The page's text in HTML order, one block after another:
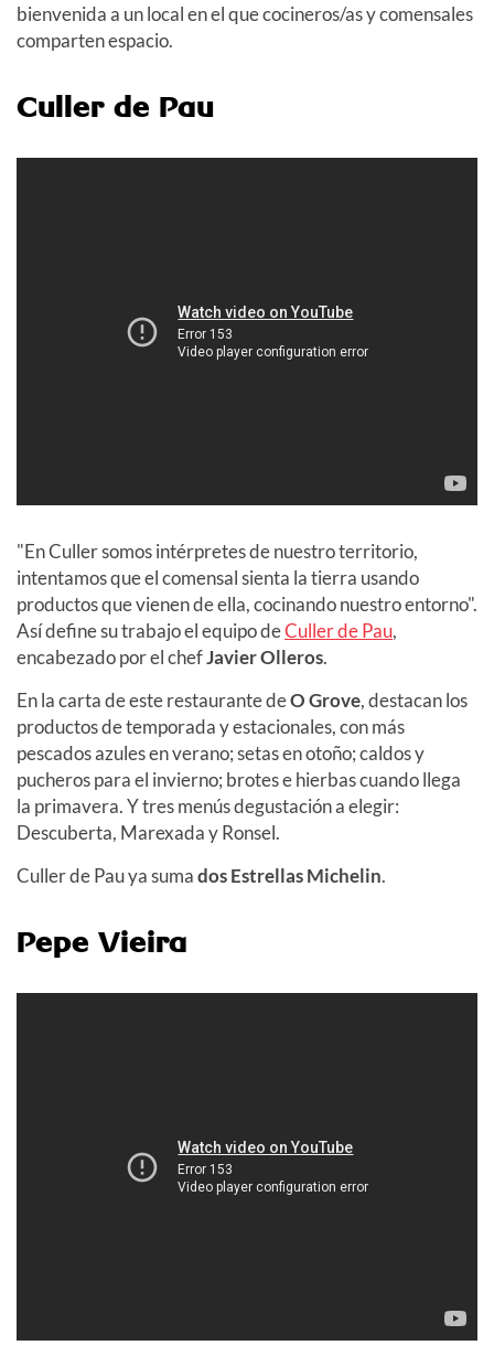
bienvenida a un local en el que cocineros/as y comensales
comparten espacio.
Culler de Pau
"En Culler somos intérpretes de nuestro territorio,
intentamos que el comensal sienta la tierra usando
productos que vienen de ella, cocinando nuestro entorno".
Así define su trabajo el equipo deCuller de Pau,
encabezado por el chefJavier Olleros.
En la carta de este restaurante deO Grove, destacan los
productos de temporada y estacionales, con más
pescados azules en verano; setas en otoño; caldos y
pucheros para el invierno; brotes e hierbas cuando llega
la primavera. Y tres menús degustación a elegir:
Descuberta, Marexada y Ronsel.
Culler de Pau ya sumados Estrellas Michelin.
Pepe Vieira